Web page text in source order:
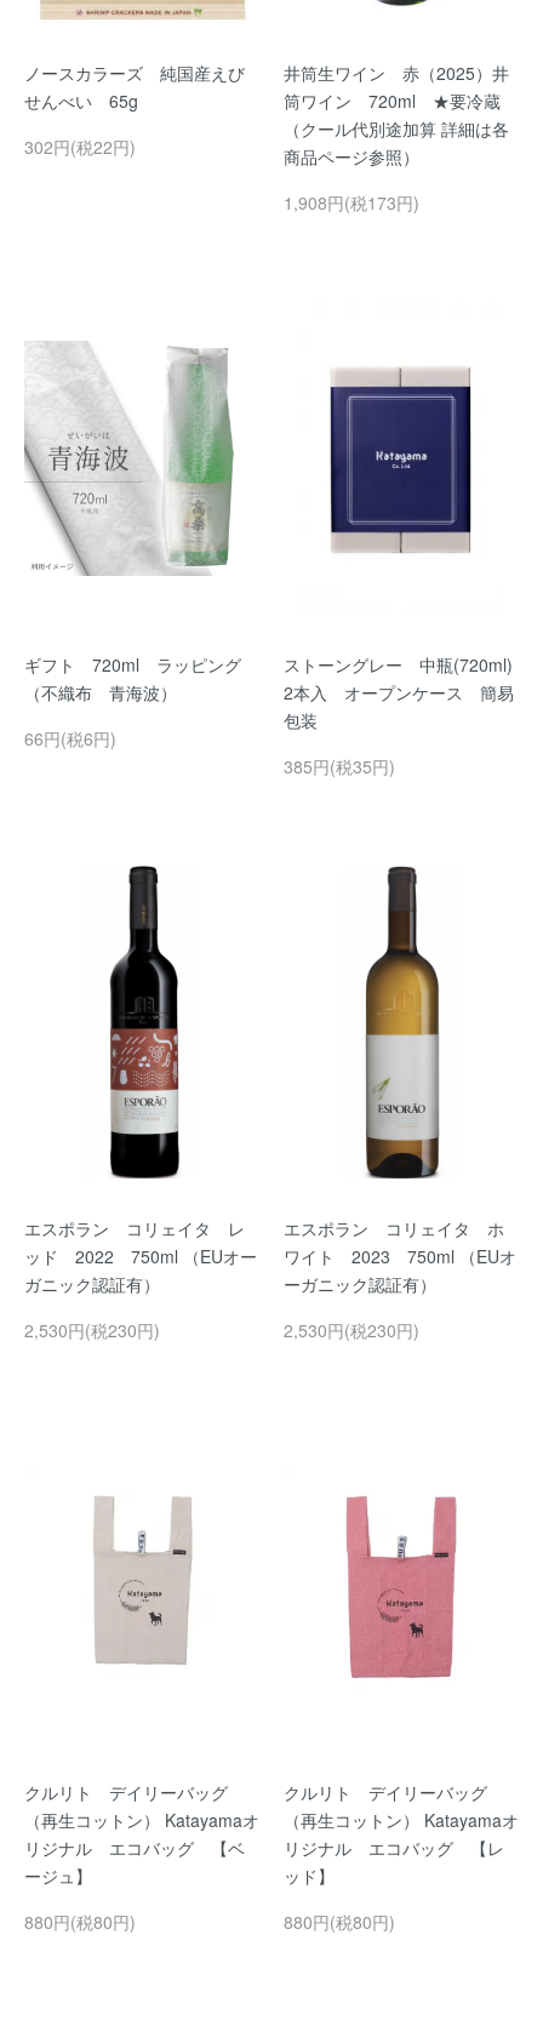
ノースカラーズ 純国産えび
せんべい 65g
302円(税22円)
井筒生ワイン 赤（2025）井
筒ワイン 720ml ★要冷蔵
（クール代別途加算 詳細は各
商品ページ参照）
1,908円(税173円)
ギフト 720ml ラッピング
（不織布 青海波）
66円(税6円)
ストーングレー 中瓶(720ml)
2本入 オープンケース 簡易
包装
385円(税35円)
エスポラン コリェイタ レ
ッド 2022 750ml （EUオー
ガニック認証有）
2,530円(税230円)
エスポラン コリェイタ ホ
ワイト 2023 750ml （EUオ
ーガニック認証有）
2,530円(税230円)
クルリト デイリーバッグ
（再生コットン） Katayamaオ
リジナル エコバッグ 【ベ
ージュ】
880円(税80円)
クルリト デイリーバッグ
（再生コットン） Katayamaオ
リジナル エコバッグ 【レ
ッド】
880円(税80円)